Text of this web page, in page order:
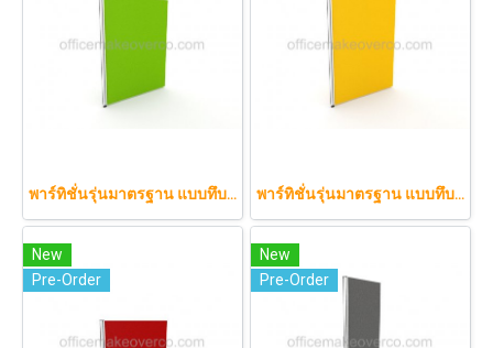
พาร์ทิชั่นรุ่นมาตรฐาน แบบทึบทั้งแผ่น 120 x 160 cm. พาร์ทิชั่นรุ่นมาตรฐาน แบบทึบทั้งแผ่น 120 x 180 cm.
New
Pre-Order
New
Pre-Order